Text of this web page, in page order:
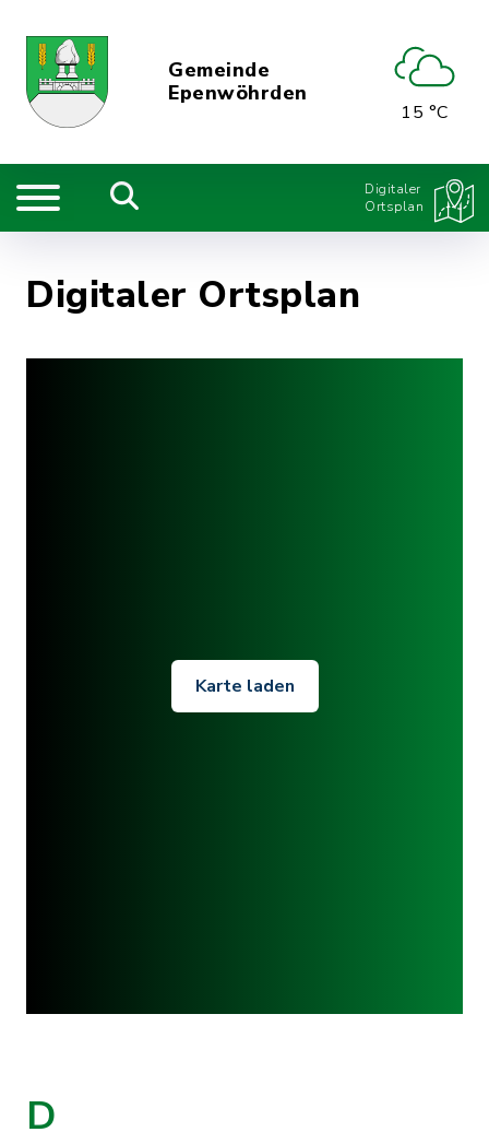
Gemeinde
Epenwöhrden
15 °C
Digitaler
Ortsplan
Digitaler Ortsplan
Karte laden
D